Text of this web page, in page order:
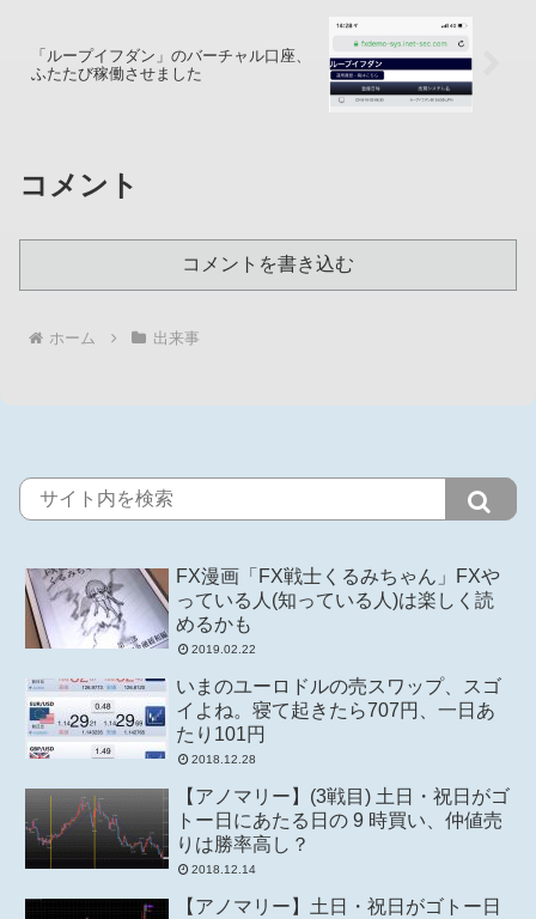
「ループイフダン」のバーチャル口座、
ふたたび稼働させました
コメント
コメントを書き込む
ホーム 出来事
FX漫画「FX戦士くるみちゃん」FXや
っている人(知っている人)は楽しく読
めるかも
2019.02.22
いまのユーロドルの売スワップ、スゴ
イよね。寝て起きたら707円、一日あ
たり101円
2018.12.28
【アノマリー】(3戦目) 土日・祝日がゴ
トー日にあたる日の 9 時買い、仲値売
りは勝率高し？
2018.12.14
【アノマリー】土日・祝日がゴトー日